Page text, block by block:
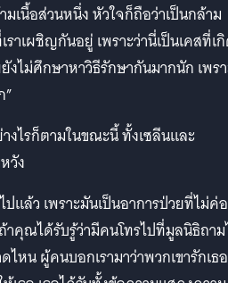
มเนื้อส่วนหนึ่ง หัวใจก็ถือว่าเป็นกล้าม
าเผชิญกันอยู่ เพราะว่านี่เป็นเคสที่เ
งไม่ศึกษาหาวิธีรักษากันมากนัก เพร
งไรก็ตามในขณะนี้ ทั้งเซลีนและ
วัง
แล้ว เพราะมันเป็นอาการป่วยที่ไม่ค่
คุณได้รับรู้ว่ามีคนโทรไปที่มูลนิธิถา
ไหน ผู้คนบอกเรามาว่าพวกเขารักเธอ